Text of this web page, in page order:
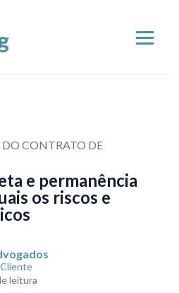
DO CONTRATO DE
e permanência
os riscos e
leitura